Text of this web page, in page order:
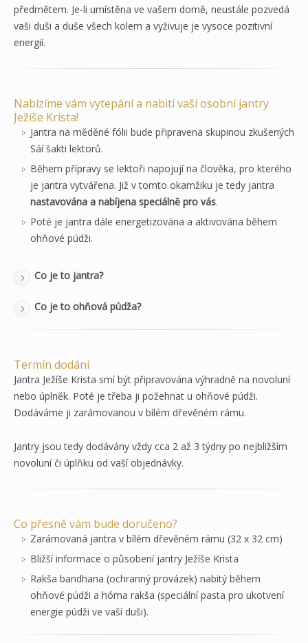
předmětem. Je-li umístěna ve vašem domě, neustále pozvedá
vaši duši a duše všech kolem a vyživuje je vysoce pozitivní
energií.
Nabízíme vám vytepání a nabití vaší osobní jantry
Ježíše Krista!
Jantra na měděné fólii bude připravena skupinou zkušených
Sáí šakti lektorů.
Během přípravy se lektoři napojují na člověka, pro kterého
je jantra vytvářena. Již v tomto okamžiku je tedy jantra
nastavována a nabíjena speciálně pro vás.
Poté je jantra dále energetizována a aktivována během
ohňové púdži.
Co je to jantra?
Co je to ohňová púdža?
Termín dodání
Jantra Ježíše Krista smí být připravována výhradně na novoluní
nebo úplněk. Poté je třeba ji požehnat u ohňové púdži.
Dodáváme ji zarámovanou v bílém dřevěném rámu.
Jantry jsou tedy dodávány vždy cca 2 až 3 týdny po nejbližším
novoluní či úplňku od vaší objednávky.
Co přesně vám bude doručeno?
Zarámovaná jantra v bílém dřevěném rámu (32 x 32 cm)
Bližší informace o působení jantry Ježíše Krista
Rakša bandhana (ochranný provázek) nabitý během
ohňové púdži a hóma rakša (speciální pasta pro ukotvení
energie púdži ve vaší duši).